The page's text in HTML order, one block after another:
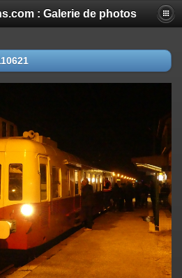
: Galerie de photos